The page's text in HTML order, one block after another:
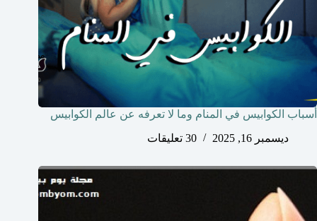
أسباب الكوابيس في المنام وما لا تعرفه عن عالم الكوابيس
ديسمبر 16, 2025
30 تعليقات